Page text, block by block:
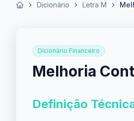
Início Dicionário Letra M
Dicionário Financeiro
Melhoria
Definição